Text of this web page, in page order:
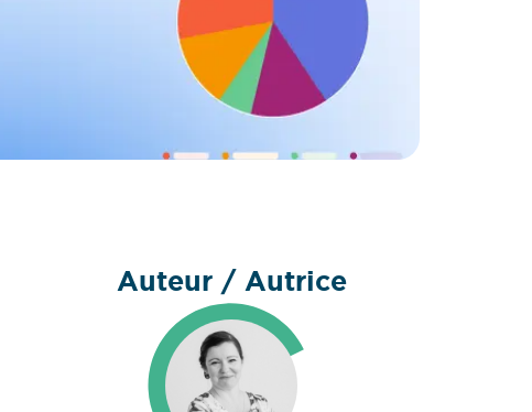
Auteur / Autrice